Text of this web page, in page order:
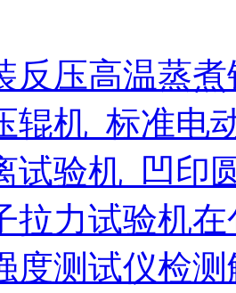
反压高温蒸
辊机_标准电
试验机_凹印
拉力试验机
度测试仪检